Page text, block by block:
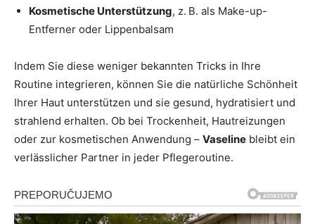
Kosmetische Unterstützung, z. B. als Make-up-
Entferner oder Lippenbalsam
Indem Sie diese weniger bekannten Tricks in Ihre
Routine integrieren, können Sie die natürliche Schönheit
Ihrer Haut unterstützen und sie gesund, hydratisiert und
strahlend erhalten. Ob bei Trockenheit, Hautreizungen
oder zur kosmetischen Anwendung – Vaseline bleibt ein
verlässlicher Partner in jeder Pflegeroutine.